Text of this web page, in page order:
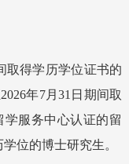
取得学历学位证书的
26年7月31日期间取
服务中心认证的留
位的博士研究生。